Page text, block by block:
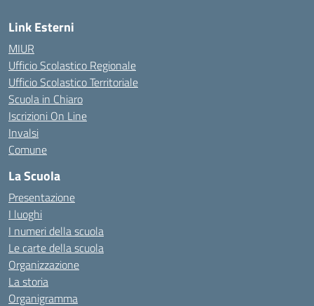
Link Esterni
MIUR
Ufficio Scolastico Regionale
Ufficio Scolastico Territoriale
Scuola in Chiaro
Iscrizioni On Line
Invalsi
Comune
La Scuola
Presentazione
I luoghi
I numeri della scuola
Le carte della scuola
Organizzazione
La storia
Organigramma